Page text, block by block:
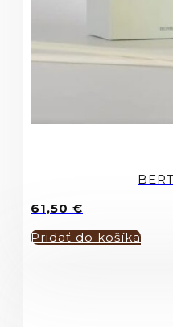
61,50 €
Pridať do košíka